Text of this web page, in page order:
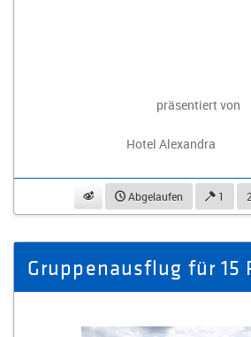
präsentiert von
Hotel Alexandra
beobachtenAbgelaufen 1